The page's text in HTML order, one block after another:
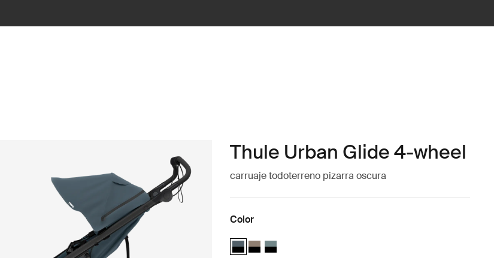
Thule Urban Glide 4-wheel
carruaje todoterreno pizarra oscura
Color
Thule Urban Glide 4-wheel Pizarra oscura sobre negro (selected)
Thule Urban Glide 4-wheel Tinted Taupe on Black
Thule Urban Glide 4-wheel Azul medio sobre negro